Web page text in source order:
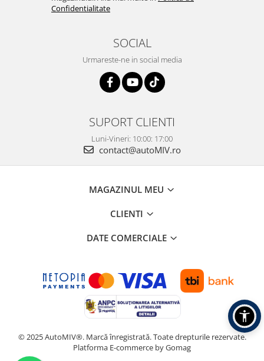
Confidentialitate
SOCIAL
Urmareste-ne in social media
SUPORT CLIENTI
Luni-Vineri: 10:00: 17:00
contact@autoMIV.ro
MAGAZINUL MEU
CLIENTI
DATE COMERCIALE
© 2025 AutoMIV®. Marcă înregistrată. Toate drepturile rezervate.
Platforma E-commerce by Gomag